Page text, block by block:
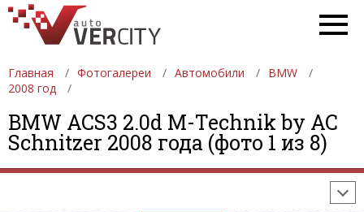
Главная Фотогалереи Автомобили
BMW
2008 год
BMW ACS3 2.0d M-Technik by AC
Schnitzer 2008 года (фото 1 из 8)
ФОТОГАЛЕРЕИ АВТОМОБИЛИ
ДЕВУШКИ
АВТОСАЛОНЫ
ФОРМУЛА-1